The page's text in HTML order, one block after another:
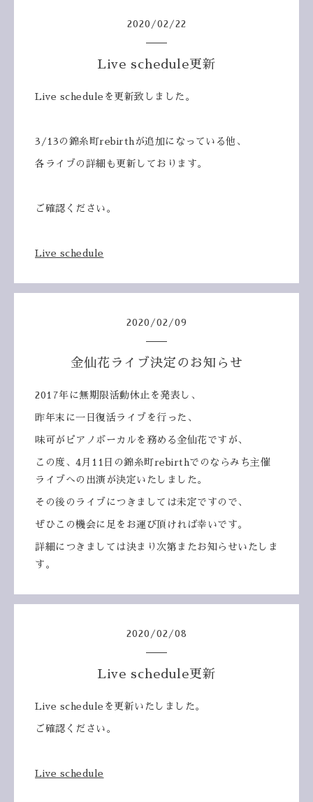
2020 /02 /22
Live schedule更新
Live scheduleを更新致しました。
3/13の錦糸町rebirthが追加になっている他、
各ライブの詳細も更新しております。
ご確認ください。
Live schedule
2020 /02 /09
金仙花ライブ決定のお知らせ
2017年に無期限活動休止を発表し、
昨年末に一日復活ライブを行った、
味可がピアノボーカルを務める金仙花ですが、
この度、4月11日の錦糸町rebirthでのならみち主催
ライブへの出演が決定いたしました。
その後のライブにつきましては未定ですので、
ぜひこの機会に足をお運び頂ければ幸いです。
詳細につきましては決まり次第またお知らせいたしま
す。
2020 /02 /08
Live schedule更新
Live scheduleを更新いたしました。
ご確認ください。
Live schedule